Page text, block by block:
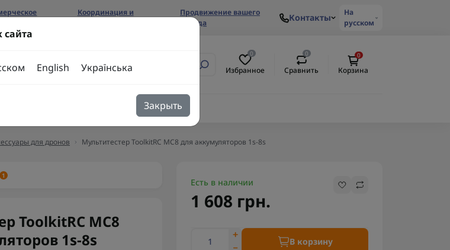
Координация и
Продвижение вашего
бренда
Контакты
На
русском
0
Избранное
0
Сравнить
0
Корзина
для дронов Мультитестер ToolkitRC MC8 для аккумуляторов 1s-8s
сайта
English Українська
Закрыть
1
ToolkitRC MC8
1s-8s
Есть в наличии
1 608 грн.
В корзину